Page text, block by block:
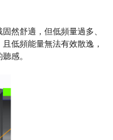
然舒適，但低頻量過多、
低頻能量無法有效散逸，
感。